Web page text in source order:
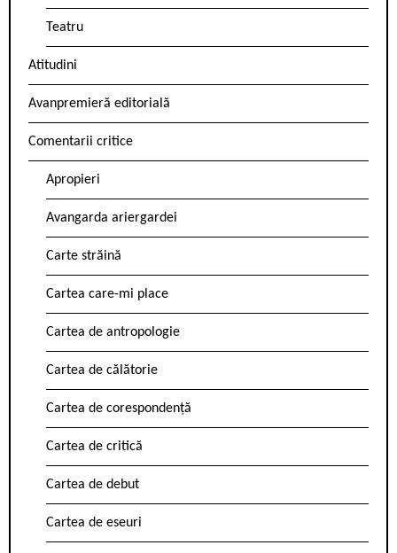
Teatru
Atitudini
Avanpremieră editorială
Comentarii critice
Apropieri
Avangarda ariergardei
Carte străină
Cartea care-mi place
Cartea de antropologie
Cartea de călătorie
Cartea de corespondență
Cartea de critică
Cartea de debut
Cartea de eseuri